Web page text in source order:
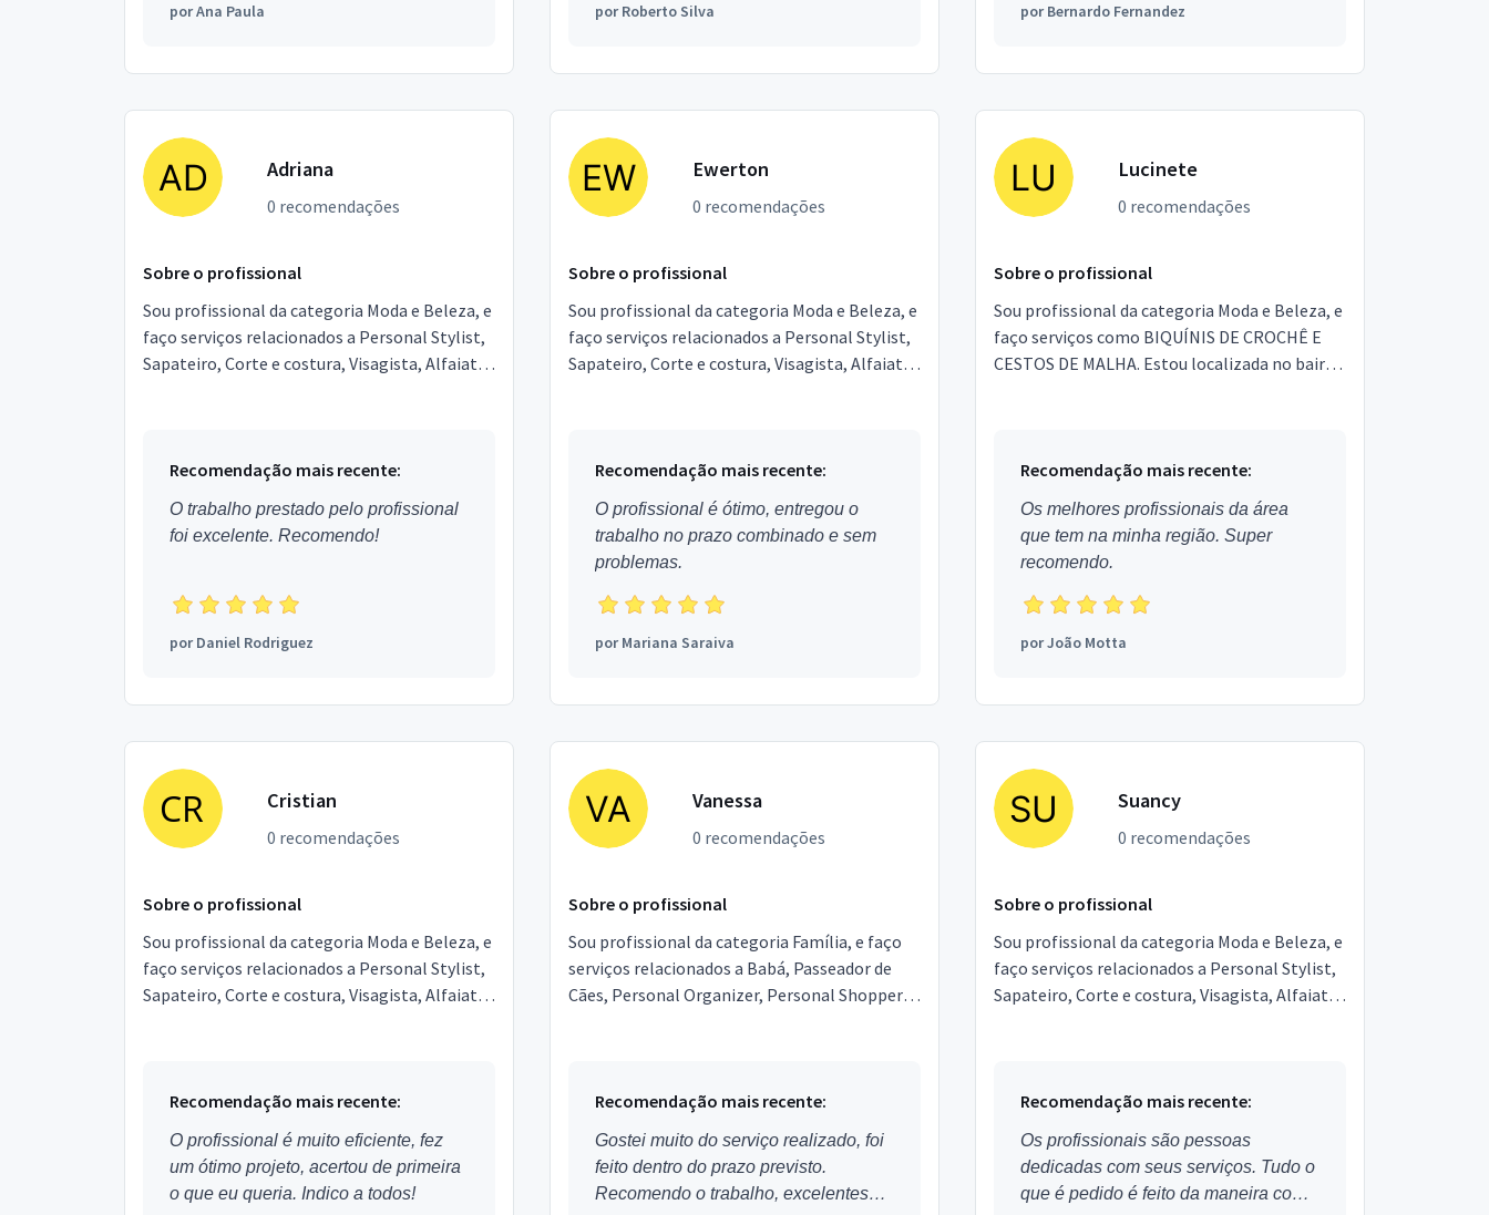
porAna Paula porRoberto Silva porBernardo Fernandez
Adriana
0 recomendações
Sobre o profissional
Sou profissional da categoria Moda e Beleza, e
faço serviços relacionados a Personal Stylist,
Sapateiro, Corte e costura, Visagista, Alfaiate.
Recomendação mais recente:
O trabalho prestado pelo profissional
foi excelente. Recomendo!
porDaniel Rodriguez
Ewerton
0 recomendações
Sobre o profissional
Sou profissional da categoria Moda e Beleza, e
faço serviços relacionados a Personal Stylist,
Sapateiro, Corte e costura, Visagista, Alfaiate.
Recomendação mais recente:
O profissional é ótimo, entregou o
trabalho no prazo combinado e sem
problemas.
porMariana Saraiva
Lucinete
0 recomendações
Sobre o profissional
Sou profissional da categoria Moda e Beleza, e
faço serviços como BIQUÍNIS DE CROCHÊ E
CESTOS DE MALHA. Estou localizada no bairro
Recomendação mais recente:
Os melhores profissionais da área
que tem na minha região. Super
recomendo.
porJoão Motta
Cristian
0 recomendações
Sobre o profissional
Sou profissional da categoria Moda e Beleza, e
faço serviços relacionados a Personal Stylist,
Sapateiro, Corte e costura, Visagista, Alfaiate.
Recomendação mais recente:
O profissional é muito eficiente, fez
um ótimo projeto, acertou de primeira
o que eu queria. Indico a todos!
Vanessa
0 recomendações
Sobre o profissional
Sou profissional da categoria Família, e faço
serviços relacionados a Babá, Passeador de
Cães, Personal Organizer, Personal Shopper,
Recomendação mais recente:
Gostei muito do serviço realizado, foi
feito dentro do prazo previsto.
Recomendo o trabalho, excelentes
Suancy
0 recomendações
Sobre o profissional
Sou profissional da categoria Moda e Beleza, e
faço serviços relacionados a Personal Stylist,
Sapateiro, Corte e costura, Visagista, Alfaiate.
Recomendação mais recente:
Os profissionais são pessoas
dedicadas com seus serviços. Tudo o
que é pedido é feito da maneira como